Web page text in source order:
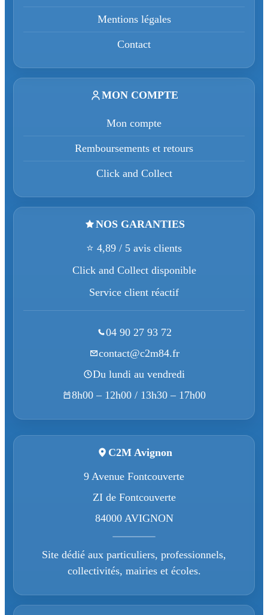
Mentions légales
Contact
MON COMPTE
Mon compte
Remboursements et retours
Click and Collect
NOS GARANTIES
⭐ 4,89 / 5 avis clients
Click and Collect disponible
Service client réactif
04 90 27 93 72
contact@c2m84.fr
Du lundi au vendredi
8h00 – 12h00 / 13h30 – 17h00
C2M Avignon
9 Avenue Fontcouverte
ZI de Fontcouverte
84000 AVIGNON
Site dédié aux particuliers, professionnels,
collectivités, mairies et écoles.